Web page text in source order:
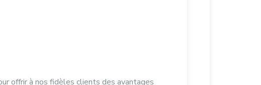
offrir à nos fidèles clients des avantages